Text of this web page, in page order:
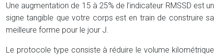
Une augmentation de 15 à 25% de l’indicateur RMSSD est un
signe tangible que votre corps est en train de construire sa
meilleure forme pour le jour J.
Le protocole type consiste à réduire le volume kilométrique